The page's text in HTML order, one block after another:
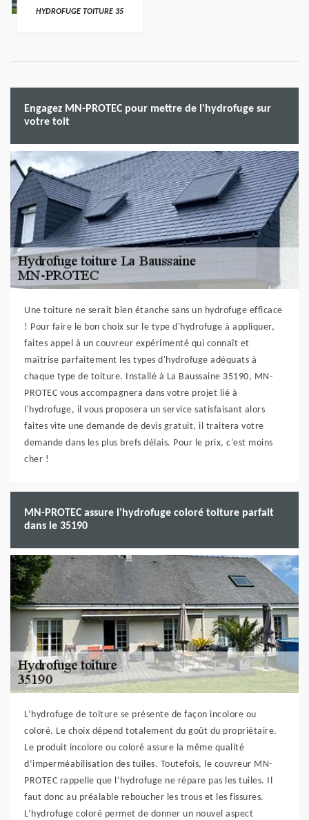
HYDROFUGE TOITURE 35
Engagez MN-PROTEC pour mettre de l'hydrofuge sur
votre toit
Une toiture ne serait bien étanche sans un hydrofuge efficace
! Pour faire le bon choix sur le type d'hydrofuge à appliquer,
faites appel à un couvreur expérimenté qui connaît et
maîtrise parfaitement les types d'hydrofuge adéquats à
chaque type de toiture. Installé à La Baussaine 35190, MN-
PROTEC vous accompagnera dans votre projet lié à
l'hydrofuge, il vous proposera un service satisfaisant alors
faites vite une demande de devis gratuit, il traitera votre
demande dans les plus brefs délais. Pour le prix, c'est moins
cher !
MN-PROTEC assure l’hydrofuge coloré toiture parfait
dans le 35190
L’hydrofuge de toiture se présente de façon incolore ou
coloré. Le choix dépend totalement du goût du propriétaire.
Le produit incolore ou coloré assure la même qualité
d’imperméabilisation des tuiles. Toutefois, le couvreur MN-
PROTEC rappelle que l’hydrofuge ne répare pas les tuiles. Il
faut donc au préalable reboucher les trous et les fissures.
L’hydrofuge coloré permet de donner un nouvel aspect